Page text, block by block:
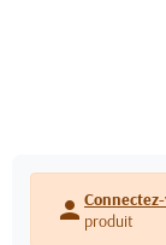
person produit